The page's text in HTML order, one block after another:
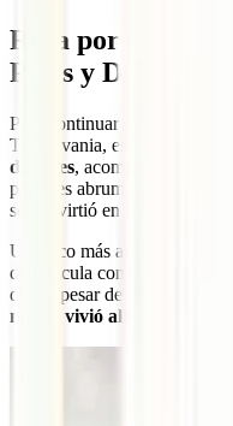
Ruta por
Peles y Drácula
Para continuar el itinerario de
Transilvania, es muy
de Peles, acompañado de
pago, es abrumadora, y uno
se convirtió en la residencia
Un poco más al norte se
de Drácula construido sobre
que, a pesar de su belleza,
nunca vivió allí